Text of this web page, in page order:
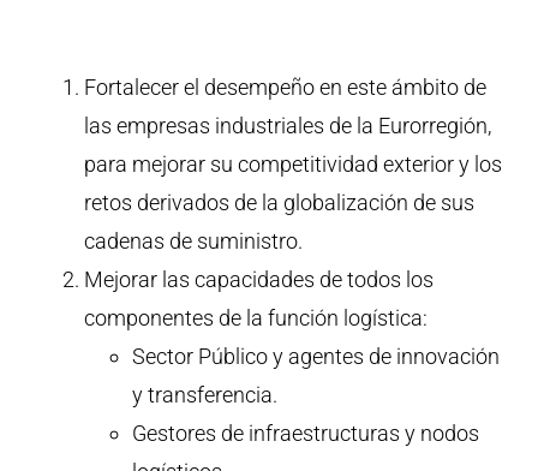
Fortalecer el desempeño en este ámbito de
las empresas industriales de la Eurorregión,
para mejorar su competitividad exterior y los
retos derivados de la globalización de sus
cadenas de suministro.
Mejorar las capacidades de todos los
componentes de la función logística:
Sector Público y agentes de innovación
y transferencia.
Gestores de infraestructuras y nodos